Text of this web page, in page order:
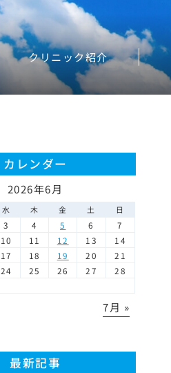
クリニック紹介
カレンダー
2026年6月
水 木 金 土 日
3 4 5 6
7
10 11 12 13
14
17 18 19 20
21
24 25 26 27
28
7月 »
最新記事